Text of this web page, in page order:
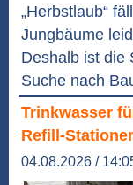
„Herbstlaub“
Jungbäume
Deshalb ist die
Suche nach
Trinkwasser
Refill-
04.08.2026 /